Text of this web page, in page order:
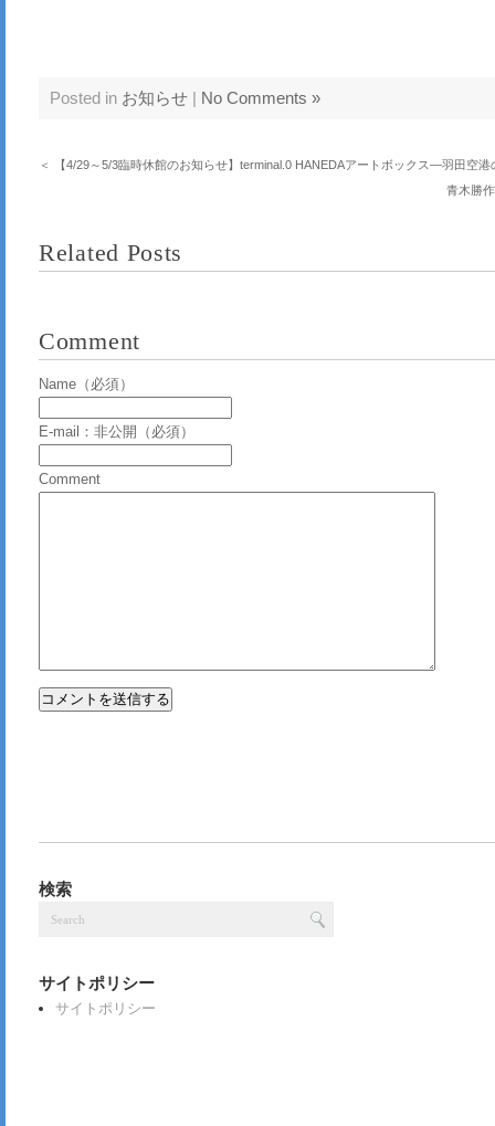
Posted in お知らせ | No Comments »
＜ 【4/29～5/3臨時休館のお知らせ】terminal.0 HANEDAアートボックス―羽田空
青木勝
Related Posts
Comment
Name（必須）
E-mail：非公開（必須）
Comment
検索
サイトポリシー
サイトポリシー